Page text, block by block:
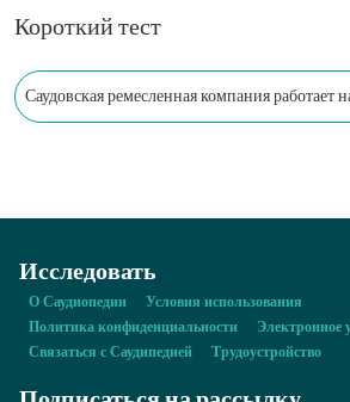
Короткий тест
Саудовская ремесленная компания работает
Исследовать
О Саудиопедии
Условия использования
Политика конфиденциальности
Электронное
Связаться с Саудипедией
Трудоустройство